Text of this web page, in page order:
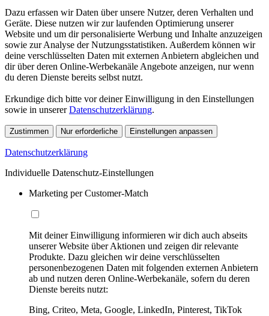
Dazu erfassen wir Daten über unsere Nutzer, deren Verhalten und
Geräte. Diese nutzen wir zur laufenden Optimierung unserer
Website und um dir personalisierte Werbung und Inhalte anzuzeigen
sowie zur Analyse der Nutzungsstatistiken. Außerdem können wir
deine verschlüsselten Daten mit externen Anbietern abgleichen und
dir über deren Online-Werbekanäle Angebote anzeigen, nur wenn
du deren Dienste bereits selbst nutzt.
Erkundige dich bitte vor deiner Einwilligung in den Einstellungen
sowie in unsererDatenschutzerklärung.
Zustimmen Nur erforderliche Einstellungen anpassen
Datenschutzerklärung
Individuelle Datenschutz-Einstellungen
Marketing per Customer-Match
Mit deiner Einwilligung informieren wir dich auch abseits
unserer Website über Aktionen und zeigen dir relevante
Produkte. Dazu gleichen wir deine verschlüsselten
personenbezogenen Daten mit folgenden externen Anbietern
ab und nutzen deren Online-Werbekanäle, sofern du deren
Dienste bereits nutzt:
Bing, Criteo, Meta, Google, LinkedIn, Pinterest, TikTok